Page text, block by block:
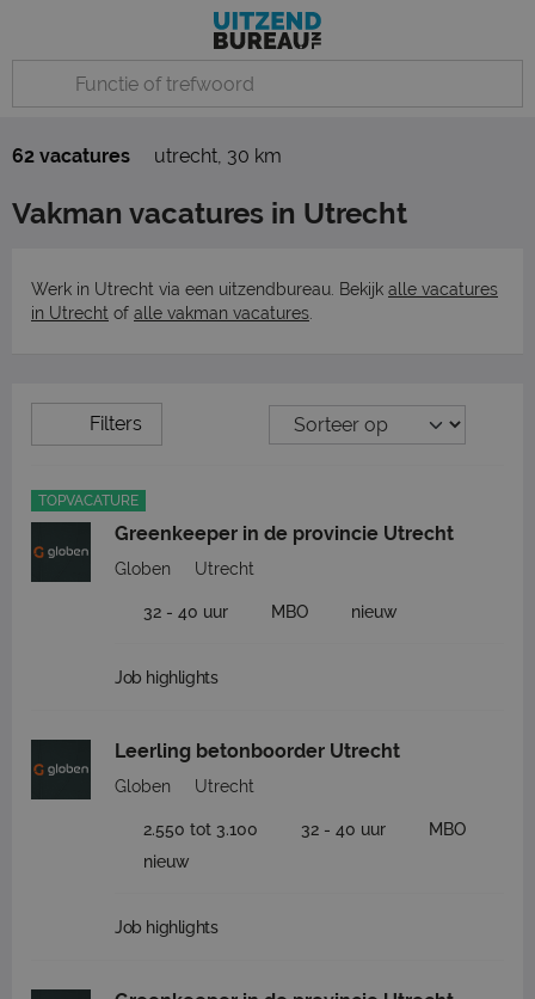
62 vacatures utrecht, 30 km
Vakman vacatures in Utrecht
Werk in Utrecht via een uitzendbureau. Bekijk alle vacatures
in Utrecht of alle vakman vacatures
Filters
TOPVACATURE
Greenkeeper in de provincie Utrecht
Globen Utrecht
32 - 40 uur MBO nieuw
Job highlights
Leerling betonboorder Utrecht
Globen Utrecht
2.550 tot 3.100 32 - 40 uur
MBO
nieuw
Job highlights